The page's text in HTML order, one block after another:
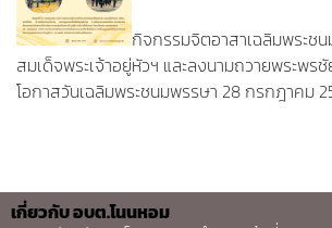
กิจกรรมจิตอาสาเฉลิมพระช
สมเด็จพระเจ้าอยู่หัวฯ และลงนามถวายพระพร
โอกาสวันเฉลิมพระชนมพรรษา 28 กรกฎาคม
เกี่ยวกับ อบต.โนนหอม